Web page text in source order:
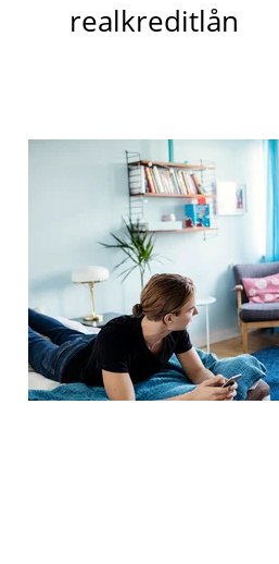
realkreditlån